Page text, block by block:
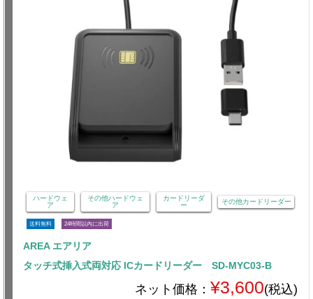
ハードウェ
ア
その他ハードウェ
ア
カードリーダ
ー
その他カードリーダー
送料無料 24時間以内に出荷
AREA エアリア
タッチ式挿入式両対応 ICカードリーダー SD-MYC03-B
ネット価格： ¥3,600(税込)